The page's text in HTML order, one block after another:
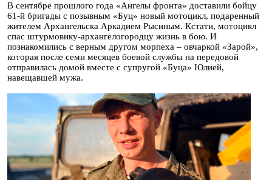
В сентябре прошлого года «Ангелы фронта» доставили бойцу
61-й бригады с позывным «Буц» новый мотоцикл, подаренный
жителем Архангельска Аркадием Рысиным. Кстати, мотоцикл
спас штурмовику-архангелогородцу жизнь в бою. И
познакомились с верным другом морпеха – овчаркой «Зарой»,
которая после семи месяцев боевой службы на передовой
отправилась домой вместе с супругой «Буца» Юлией,
навещавшей мужа.